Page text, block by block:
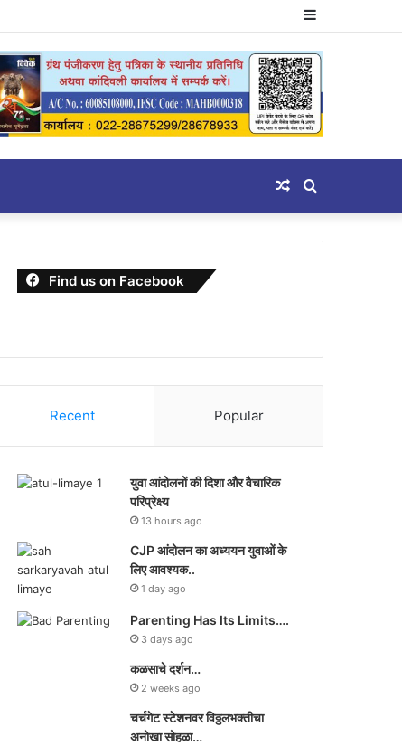
Sidebar
Search
for
Random
Article
Find us on Facebook
Recent Popular
युवा आंदोलनों की दिशा और वैचारिक
परिप्रेक्ष्य
13 hours ago
CJP आंदोलन का अध्ययन युवाओं के
लिए आवश्यक..
1 day ago
Parenting Has Its Limits….
3 days ago
कळसाचे दर्शन…
2 weeks ago
चर्चगेट स्टेशनवर विठ्ठलभक्तीचा
अनोखा सोहळा…